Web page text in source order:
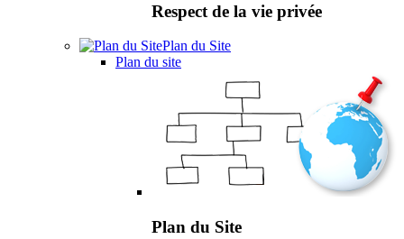
Respect de la vie privée
Plan du Site
Plan du site
Plan du Site